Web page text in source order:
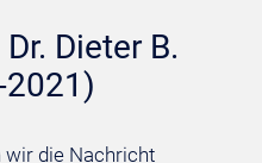
Dieter B.
wir die Nachricht